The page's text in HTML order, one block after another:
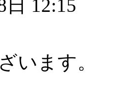
日 12:15
います。